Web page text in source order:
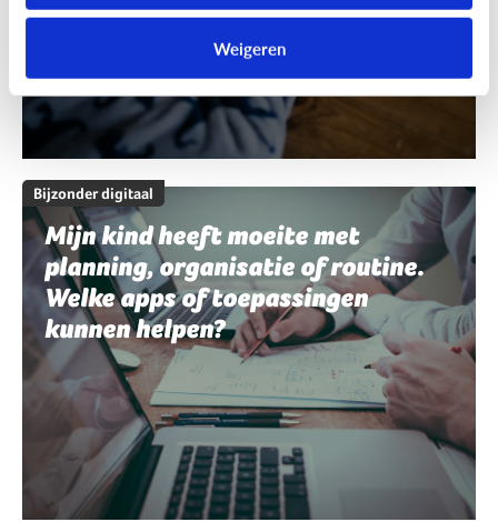
Weigeren
Bijzonder digitaal
Mijn kind heeft moeite met
planning, organisatie of routine.
Welke apps of toepassingen
kunnen helpen?